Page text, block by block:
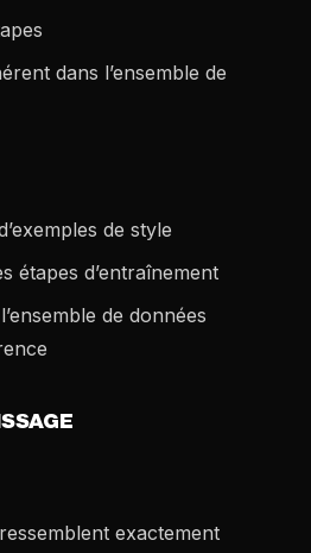
dans l’ensemble de
de style
étapes d’entraînement
de données
exactement